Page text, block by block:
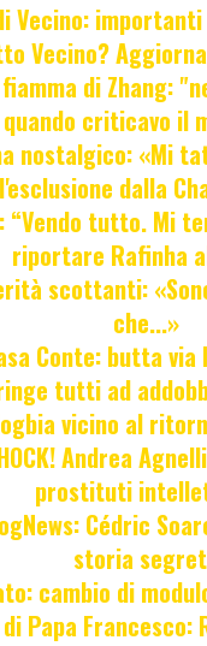
Vecino:
Vecino?
di Zhang:
quando criticavo il
nostalgico: «Mi
l'esclusione dalla
“Vendo tutto. Mi
riportare Rafinha
scottanti:
che...»
Conte: butta
tutti ad
vicino al
Andrea
prostituti
Cédric
storia
cambio di
Papa Francesco: